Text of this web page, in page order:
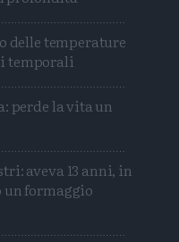
delle temperature
temporali
perde la vita un
aveva 13 anni, in
un formaggio